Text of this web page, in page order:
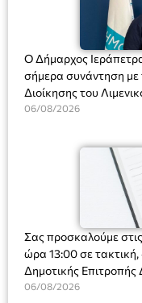
Ο Δήμαρχος
σήμερα συνάντηση με
Διοίκησης του
Ακτοφυλακής (Λ.Σ.-
06/08/2026
Σας προσκαλούμε
ώρα 13:00 σε
Δημοτικής Επιτροπής
στο Δημοτικό
06/08/2026